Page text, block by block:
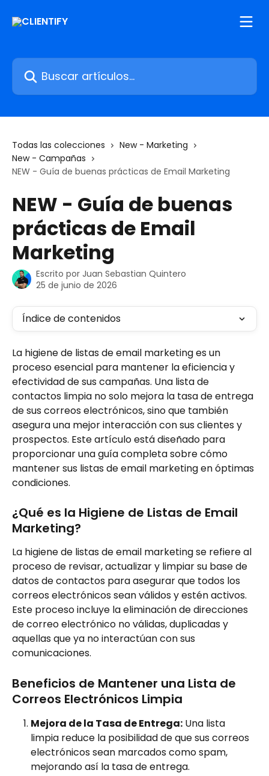
Buscar artículos...
Todas las colecciones
New - Marketing
New - Campañas
NEW - Guía de buenas prácticas de Email Marketing
NEW - Guía de buenas
prácticas de Email
Marketing
Escrito por Juan Sebastian Quintero
25 de junio de 2026
Índice de contenidos
La higiene de listas de email marketing es un
proceso esencial para mantener la eficiencia y
efectividad de sus campañas. Una lista de
contactos limpia no solo mejora la tasa de entrega
de sus correos electrónicos, sino que también
asegura una mejor interacción con sus clientes y
prospectos. Este artículo está diseñado para
proporcionar una guía completa sobre cómo
mantener sus listas de email marketing en óptimas
condiciones.
¿Qué es la Higiene de Listas de Email
Marketing?
La higiene de listas de email marketing se refiere al
proceso de revisar, actualizar y limpiar su base de
datos de contactos para asegurar que todos los
correos electrónicos sean válidos y estén activos.
Este proceso incluye la eliminación de direcciones
de correo electrónico no válidas, duplicadas y
aquellas que ya no interactúan con sus
comunicaciones.
Beneficios de Mantener una Lista de
Correos Electrónicos Limpia
Mejora de la Tasa de Entrega: Una lista
limpia reduce la posibilidad de que sus correos
electrónicos sean marcados como spam,
mejorando así la tasa de entrega.